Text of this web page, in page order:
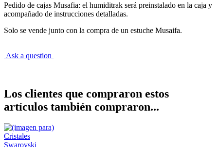
Pedido de cajas Musafia: el humiditrak será preinstalado en la caja y
acompañado de instrucciones detalladas.
Solo se vende junto con la compra de un estuche Musaifa.
Ask a question
Los clientes que compraron estos
artículos también compraron...